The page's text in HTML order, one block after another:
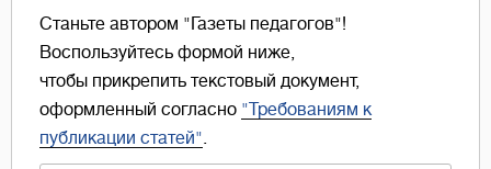
Станьте автором "Газеты педагогов"!
Воспользуйтесь формой ниже,
чтобы прикрепить текстовый документ,
оформленный согласно "Требованиям к
публикации статей"